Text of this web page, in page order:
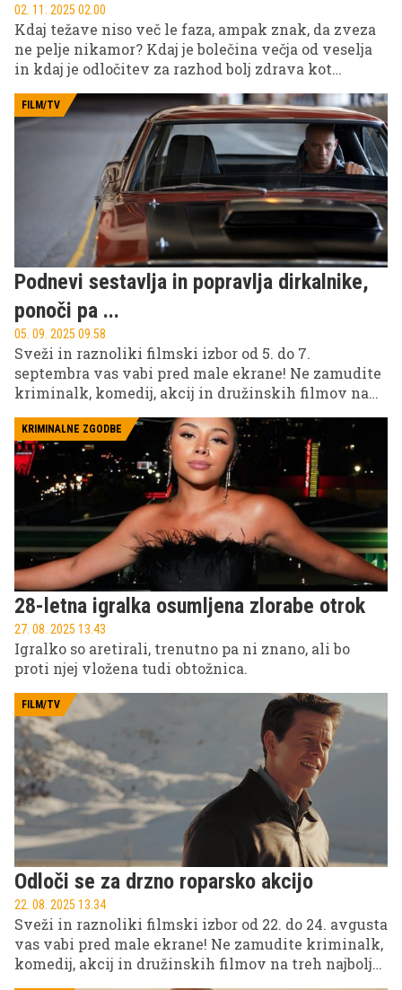
02. 11. 2025 02.00
Kdaj težave niso več le faza, ampak znak, da zveza
ne pelje nikamor? Kdaj je bolečina večja od veselja
in kdaj je odločitev za razhod bolj zdrava kot
obdobjem in propadom, smo preverili, kaj o tem
menijo psihologi.
FILM/TV
Podnevi sestavlja in popravlja dirkalnike,
ponoči pa ...
05. 09. 2025 09.58
Sveži in raznoliki filmski izbor od 5. do 7.
septembra vas vabi pred male ekrane! Ne zamudite
kriminalk, komedij, akcij in družinskih filmov na
postajah: POP TV, Kanal A in KINO.
KRIMINALNE ZGODBE
28-letna igralka osumljena zlorabe otrok
27. 08. 2025 13.43
Igralko so aretirali, trenutno pa ni znano, ali bo
proti njej vložena tudi obtožnica.
FILM/TV
Odloči se za drzno roparsko akcijo
22. 08. 2025 13.34
Sveži in raznoliki filmski izbor od 22. do 24. avgusta
vas vabi pred male ekrane! Ne zamudite kriminalk,
komedij, akcij in družinskih filmov na treh najbolj
priljubljenih slovenskih televizijskih postajah: POP